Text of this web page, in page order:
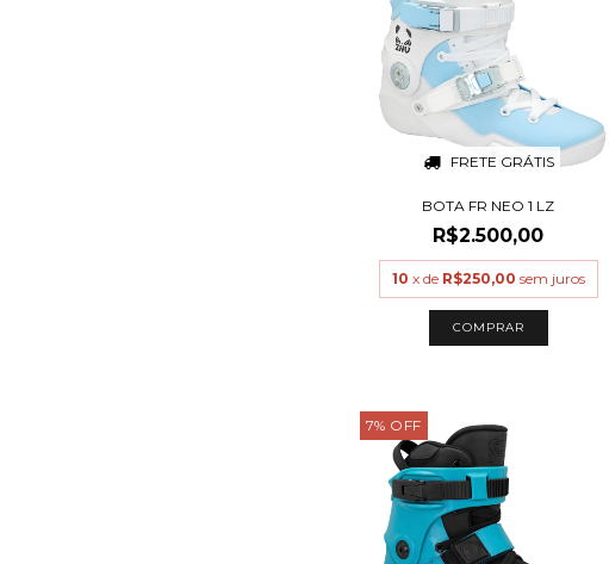
FRETE GRÁTIS
BOTA FR NEO 1 LZ
R$2.500,00
10 x de R$250,00 sem juros
COMPRAR
7% OFF